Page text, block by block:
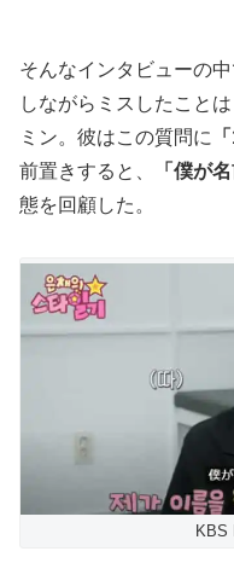
そんなインタビューの
しながらミスしたこと
ミン。彼はこの質問に
前置きすると、
「僕が
態を回顧した。
KBS